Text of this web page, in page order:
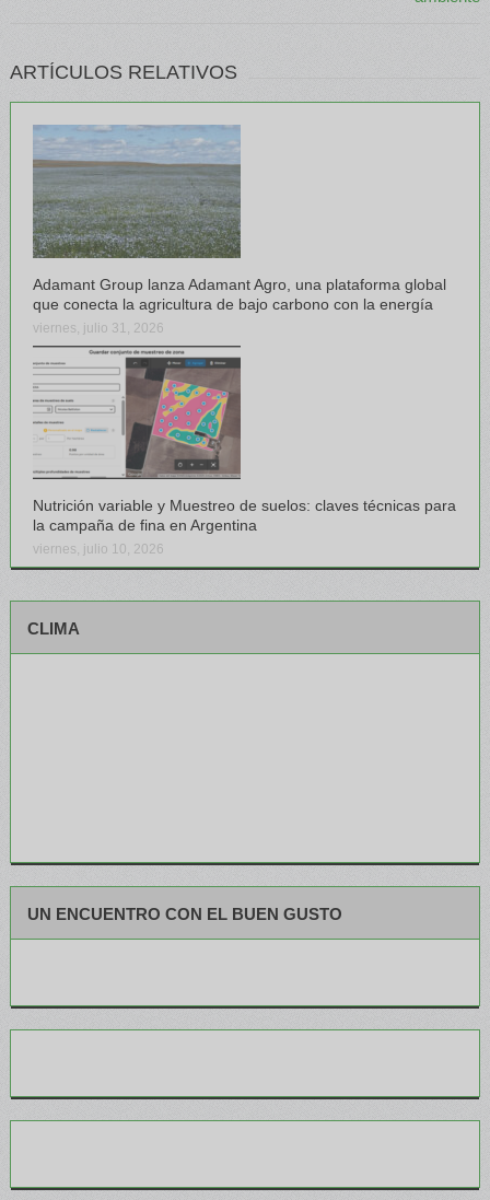
ARTÍCULOS RELATIVOS
Adamant Group lanza Adamant Agro, una plataforma global
que conecta la agricultura de bajo carbono con la energía
viernes, julio 31, 2026
Nutrición variable y Muestreo de suelos: claves técnicas para
la campaña de fina en Argentina
viernes, julio 10, 2026
CLIMA
UN ENCUENTRO CON EL BUEN GUSTO